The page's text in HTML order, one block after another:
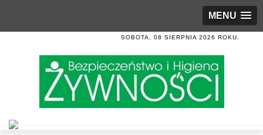
MENU
SOBOTA, 08 SIERPNIA 2026 ROKU.